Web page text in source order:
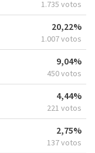
1.735 votos
20,22%
1.007 votos
9,04%
450 votos
4,44%
221 votos
2,75%
137 votos